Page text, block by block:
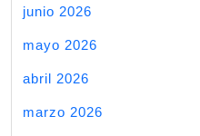
junio 2026
mayo 2026
abril 2026
marzo 2026